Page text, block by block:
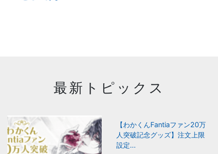
最新トピックス
【わかくんFantiaファン20万
人突破記念グッズ】注文上限
設定...